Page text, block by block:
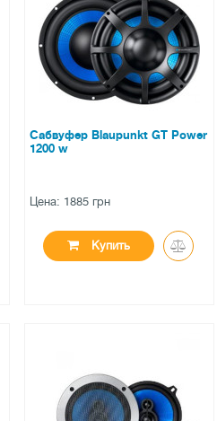
0 отзывов
Сабвуфер Blaupunkt GT Power
1200 w
Цена: 1885 грн
Купить
0 отзывов